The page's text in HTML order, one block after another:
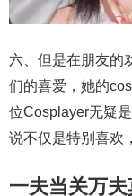
六、但是在朋友的
们的喜爱，她的
位Cosplayer无疑
说不仅是特别喜欢
一夫当关万